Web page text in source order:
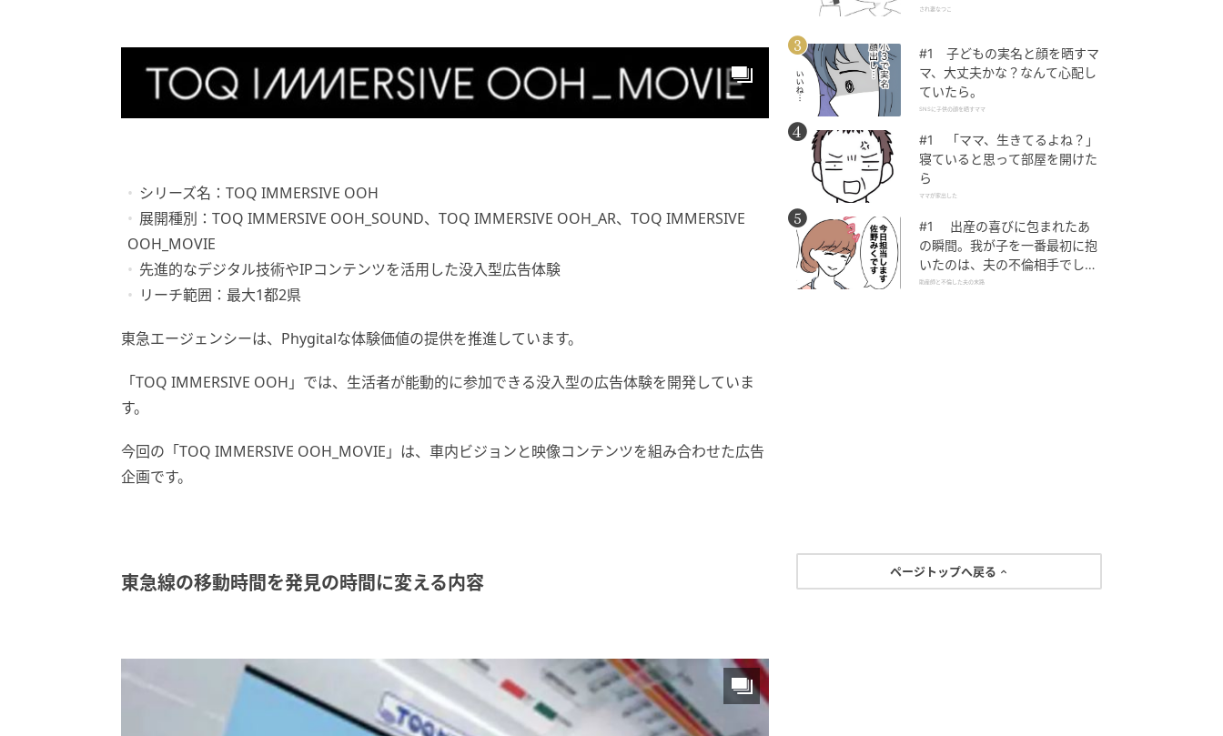
シリーズ名：TOQ IMMERSIVE OOH
展開種別：TOQ IMMERSIVE OOH_SOUND、TOQ IMMERSIVE OOH_AR、TOQ IMMERSIVE
OOH_MOVIE
先進的なデジタル技術やIPコンテンツを活用した没入型広告体験
リーチ範囲：最大1都2県
東急エージェンシーは、Phygitalな体験価値の提供を推進しています。
「TOQ IMMERSIVE OOH」では、生活者が能動的に参加できる没入型の広告体験を開発していま
す。
今回の「TOQ IMMERSIVE OOH_MOVIE」は、車内ビジョンと映像コンテンツを組み合わせた広告
企画です。
東急線の移動時間を発見の時間に変える内容
され妻なつこ
#1 子どもの実名と顔を晒すマ
マ、大丈夫かな？なんて心配し
ていたら。
SNSに子供の顔を晒すママ
#1 「ママ、生きてるよね？」
寝ていると思って部屋を開けた
ら
ママが家出した
#1 出産の喜びに包まれたあ
の瞬間。我が子を一番最初に抱
いたのは、夫の不倫相手でし
た。
助産師と不倫した夫の末路
ページトップへ戻る